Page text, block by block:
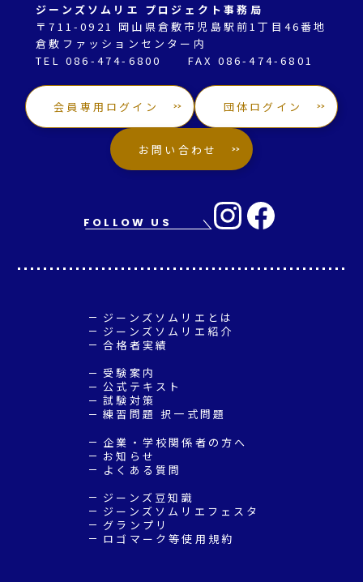
ジーンズソムリエ プロジェクト事務局
〒711-0921 岡山県倉敷市児島駅前1丁目46番地
倉敷ファッションセンター内
TEL 086-474-6800 FAX 086-474-6801
会員専用ログイン 団体ログイン
お問い合わせ
FOLLOW US
ジーンズソムリエとは
ジーンズソムリエ紹介
合格者実績
受験案内
公式テキスト
試験対策
練習問題 択一式問題
企業・学校関係者の方へ
お知らせ
よくある質問
ジーンズ豆知識
ジーンズソムリエフェスタ
グランプリ
ロゴマーク等使用規約